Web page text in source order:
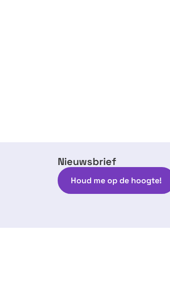
Nieuwsbrief
Houd me op de hoogte!